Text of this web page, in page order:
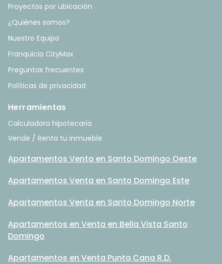
Proyectos por ubicación
¿Quiénes somos?
Nuestro Equipo
Franquicia CityMax
Preguntas frecuentes
Políticas de privacidad
Herramientas
Calculadora hipotecaria
Vende / Renta tu inmueble
Apartamentos Venta en Santo Domingo Oeste
Apartamentos Venta en Santo Domingo Este
Apartamentos Venta en Santo Domingo Norte
Apartamentos en Venta en Bella Vista Santo
Domingo
Apartamentos en Venta Punta Cana R.D.